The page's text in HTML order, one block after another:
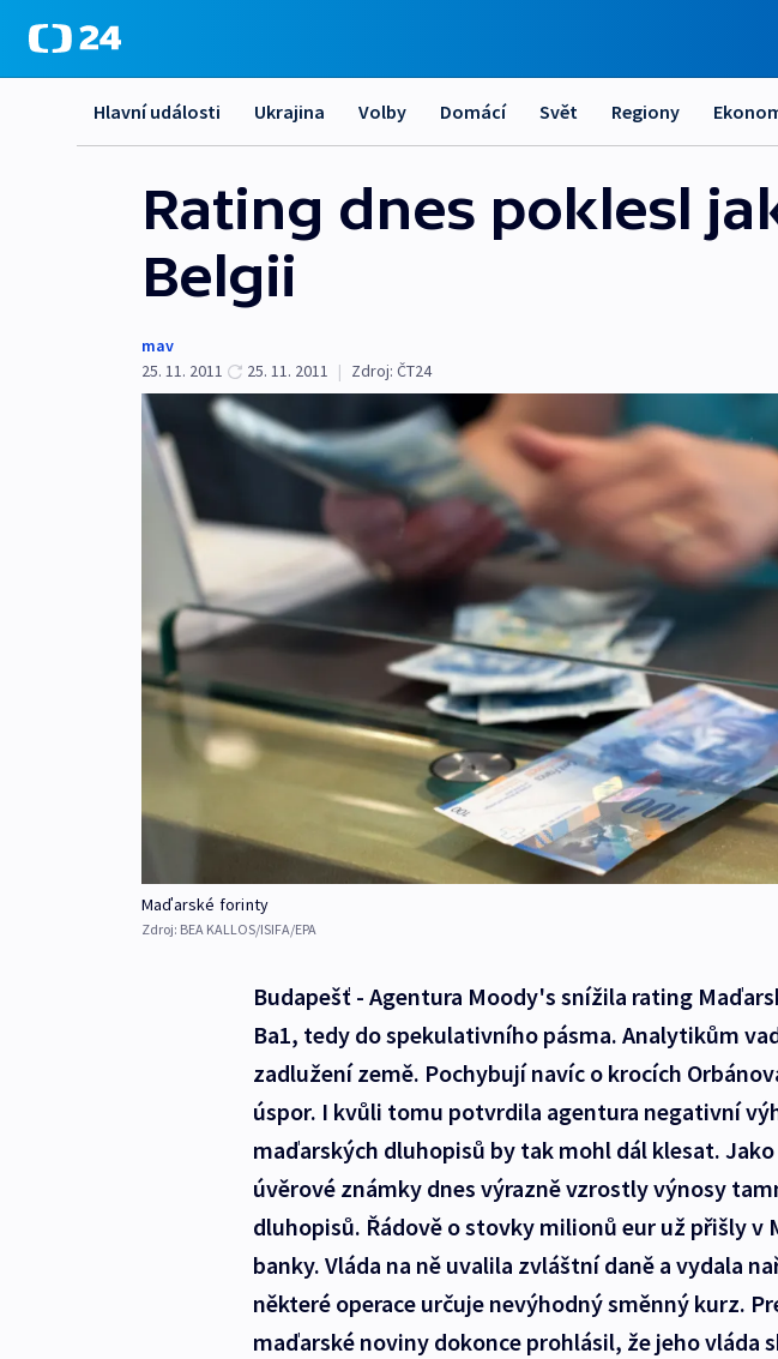
Hlavní události Ukrajina Volby Domácí Svět Regiony
Rating dnes poklesl
Belgii
mav
25. 11. 2011
25. 11. 2011 | Zdroj: ČT24
Maďarské forinty
Zdroj: BEA KALLOS/ISIFA/EPA
Budapešť - Agentura Moody's snížila rating
Ba1, tedy do spekulativního pásma. Analytikům
zadlužení země. Pochybují navíc o krocích
úspor. I kvůli tomu potvrdila agentura negativní
maďarských dluhopisů by tak mohl dál klesat.
úvěrové známky dnes výrazně vzrostly výnosy
dluhopisů. Řádově o stovky milionů eur už přišly v
banky. Vláda na ně uvalila zvláštní daně a vydala
některé operace určuje nevýhodný směnný kurz.
maďarské noviny dokonce prohlásil, že jeho vláda